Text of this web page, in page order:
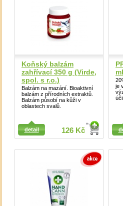
Koňský balzám
zahřívací 350 g (Virde,
spol. s r.o.)
Balzám na mazání. Bioaktivní
balzám z přírodních extraktů.
Balzám působí na kůži v
oblastech svalů.
126 Kč
detail
je
Detail